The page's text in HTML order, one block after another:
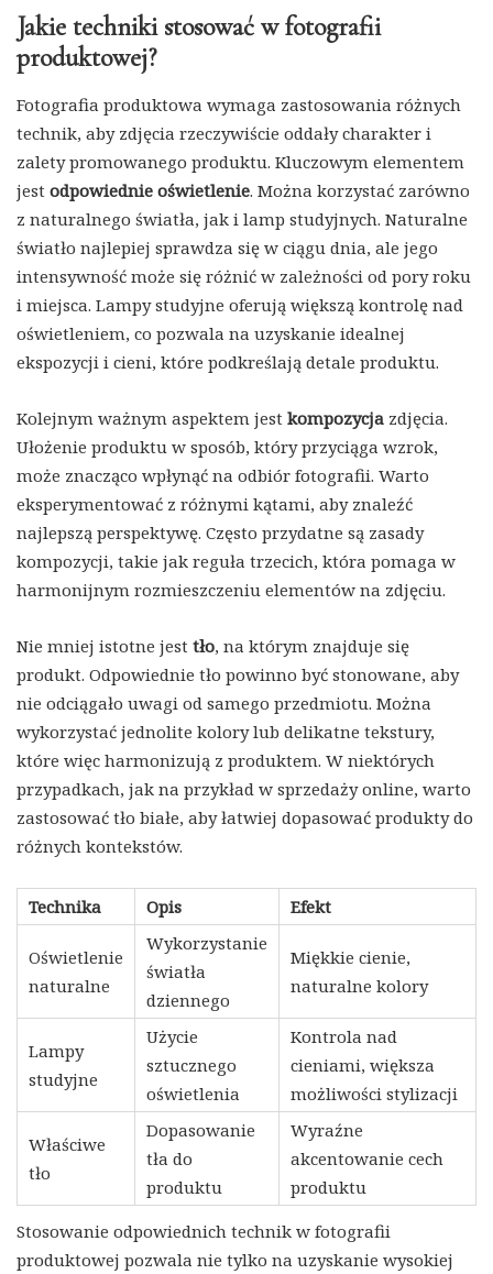
Jakie techniki stosować w fotografii
produktowej?
Fotografia produktowa wymaga zastosowania różnych
technik, aby zdjęcia rzeczywiście oddały charakter i
zalety promowanego produktu. Kluczowym elementem
jest odpowiednie oświetlenie. Można korzystać zarówno
z naturalnego światła, jak i lamp studyjnych. Naturalne
światło najlepiej sprawdza się w ciągu dnia, ale jego
intensywność może się różnić w zależności od pory roku
i miejsca. Lampy studyjne oferują większą kontrolę nad
oświetleniem, co pozwala na uzyskanie idealnej
ekspozycji i cieni, które podkreślają detale produktu.
Kolejnym ważnym aspektem jest kompozycja zdjęcia.
Ułożenie produktu w sposób, który przyciąga wzrok,
może znacząco wpłynąć na odbiór fotografii. Warto
eksperymentować z różnymi kątami, aby znaleźć
najlepszą perspektywę. Często przydatne są zasady
kompozycji, takie jak reguła trzecich, która pomaga w
harmonijnym rozmieszczeniu elementów na zdjęciu.
Nie mniej istotne jest tło, na którym znajduje się
produkt. Odpowiednie tło powinno być stonowane, aby
nie odciągało uwagi od samego przedmiotu. Można
wykorzystać jednolite kolory lub delikatne tekstury,
które więc harmonizują z produktem. W niektórych
przypadkach, jak na przykład w sprzedaży online, warto
zastosować tło białe, aby łatwiej dopasować produkty do
różnych kontekstów.
Technika Opis Efekt
Oświetlenie
naturalne
Wykorzystanie
światła
dziennego
Miękkie cienie,
naturalne kolory
Lampy
studyjne
Użycie
sztucznego
oświetlenia
Kontrola nad
cieniami, większa
możliwości stylizacji
Właściwe
tło
Dopasowanie
tła do
produktu
Wyraźne
akcentowanie cech
produktu
Stosowanie odpowiednich technik w fotografii
produktowej pozwala nie tylko na uzyskanie wysokiej